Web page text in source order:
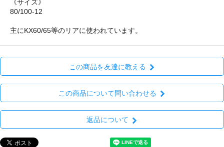
《サイズ》
80/100-12
主にKX60/65等のリアに使われています。
この商品を友達に教える
この商品について問い合わせる
返品について